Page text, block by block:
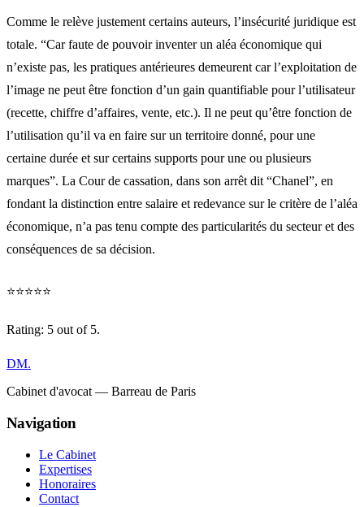
Comme le relève justement certains auteurs, l’insécurité juridique est
totale. “Car faute de pouvoir inventer un aléa économique qui
n’existe pas, les pratiques antérieures demeurent car l’exploitation de
l’image ne peut être fonction d’un gain quantifiable pour l’utilisateur
(recette, chiffre d’affaires, vente, etc.). Il ne peut qu’être fonction de
l’utilisation qu’il va en faire sur un territoire donné, pour une
certaine durée et sur certains supports pour une ou plusieurs
marques”. La Cour de cassation, dans son arrêt dit “Chanel”, en
fondant la distinction entre salaire et redevance sur le critère de l’aléa
économique, n’a pas tenu compte des particularités du secteur et des
conséquences de sa décision.
⭐⭐⭐⭐⭐
Rating: 5 out of 5.
DM.
Cabinet d'avocat — Barreau de Paris
Navigation
Le Cabinet
Expertises
Honoraires
Contact